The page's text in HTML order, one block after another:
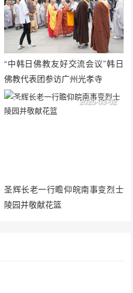
“中韩日佛教友好交流会议”韩日
佛教代表团参访广州光孝寺
圣辉长老一行瞻仰皖南事变烈士
陵园并敬献花篮
2025-03-02